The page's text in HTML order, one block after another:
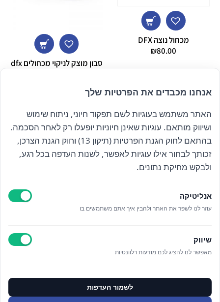
מכחול נוצה DFX
₪80.00
סבון מוצק לניקוי מכחולים dfx
הרשם לניוזלטר שלנו
קראתי ואני מאשר/ת את
כל הזכויות שמורות אנה ויסטריך
ניהול מידע אישי
ניהול עוגיות
אנחנו מכבדים את הפרטיות שלך
האתר משתמש בעוגיות לשם תפקוד חיוני, ניתוח שימוש
ושיווק מותאם. עוגיות שאינן חיוניות יופעלו רק לאחר הסכמה.
בהתאם לחוק הגנת הפרטיות (תיקון 13) וחוק הגנת הצרכן,
זכותך לבחור אילו עוגיות לאפשר, לשנות העדפה בכל רגע,
ולבקש מחיקת נתונים.
אנליטיקה
עוזר לנו לשפר את האתר ולהבין איך אתם משתמשים בו
שיווק
מאפשר לנו להציג לכם מודעות רלוונטיות
לשמור העדפות